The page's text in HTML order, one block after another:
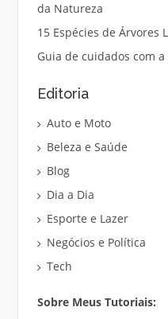
da Natureza
15 Espécies de Árvores
Guia de cuidados com
Editoria
Auto e Moto
Beleza e Saúde
Blog
Dia a Dia
Esporte e Lazer
Negócios e Política
Tech
Sobre Meus Tutoriais: